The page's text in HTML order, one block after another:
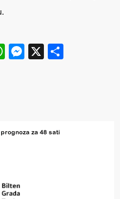
WhatsApp
Messenger
X